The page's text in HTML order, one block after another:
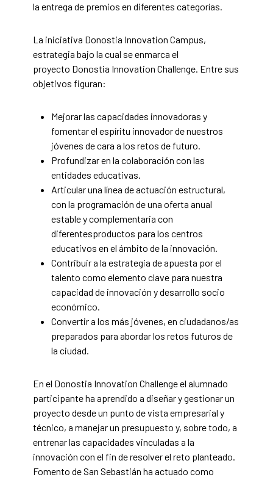
la entrega de premios en diferentes categorías.
La iniciativa Donostia Innovation Campus,
estrategia bajo la cual se enmarca el
proyecto Donostia Innovation Challenge. Entre sus
objetivos figuran:
Mejorar las capacidades innovadoras y
fomentar el espíritu innovador de nuestros
jóvenes de cara a los retos de futuro.
Profundizar en la colaboración con las
entidades educativas.
Articular una línea de actuación estructural,
con la programación de una oferta anual
estable y complementaria con
diferentesproductos para los centros
educativos en el ámbito de la innovación.
Contribuir a la estrategia de apuesta por el
talento como elemento clave para nuestra
capacidad de innovación y desarrollo socio
económico.
Convertir a los más jóvenes, en ciudadanos/as
preparados para abordar los retos futuros de
la ciudad.
En el Donostia Innovation Challenge el alumnado
participante ha aprendido a diseñar y gestionar un
proyecto desde un punto de vista empresarial y
técnico, a manejar un presupuesto y, sobre todo, a
entrenar las capacidades vinculadas a la
innovación con el fin de resolver el reto planteado.
Fomento de San Sebastián ha actuado como